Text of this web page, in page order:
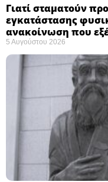
Γιατί σταματούν
εγκατάστασης
ανακοίνωση που
5 Αυγούστου 2026